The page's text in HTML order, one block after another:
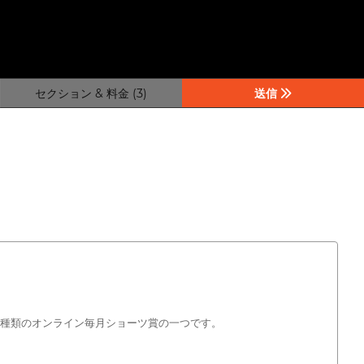
セクション & 料金 (3) 送信
のオンライン毎月ショーツ賞の一つです。